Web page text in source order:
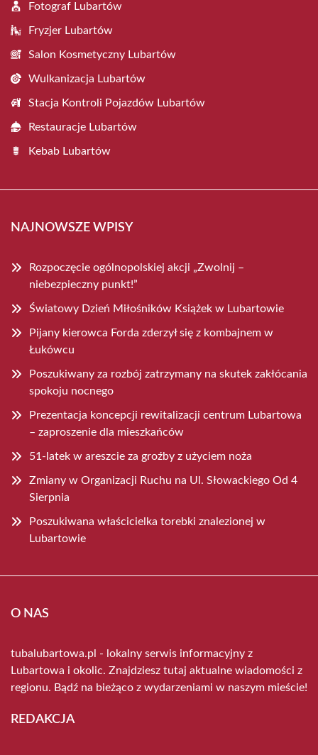
Fotograf Lubartów
Fryzjer Lubartów
Salon Kosmetyczny Lubartów
Wulkanizacja Lubartów
Stacja Kontroli Pojazdów Lubartów
Restauracje Lubartów
Kebab Lubartów
NAJNOWSZE WPISY
Rozpoczęcie ogólnopolskiej akcji „Zwolnij –
niebezpieczny punkt!”
Światowy Dzień Miłośników Książek w Lubartowie
Pijany kierowca Forda zderzył się z kombajnem w
Łukówcu
Poszukiwany za rozbój zatrzymany na skutek zakłócania
spokoju nocnego
Prezentacja koncepcji rewitalizacji centrum Lubartowa
– zaproszenie dla mieszkańców
51-latek w areszcie za groźby z użyciem noża
Zmiany w Organizacji Ruchu na Ul. Słowackiego Od 4
Sierpnia
Poszukiwana właścicielka torebki znalezionej w
Lubartowie
O NAS
tubalubartowa.pl - lokalny serwis informacyjny z
Lubartowa i okolic. Znajdziesz tutaj aktualne wiadomości z
regionu. Bądź na bieżąco z wydarzeniami w naszym mieście!
REDAKCJA